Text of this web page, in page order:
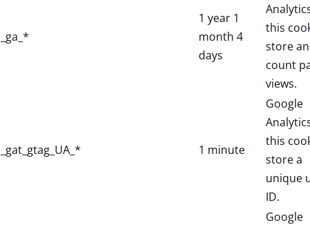
_ga_*
1 year 1
month 4
days
this
store
count
views.
_gat_gtag_UA_* 1 minute
Google
this
store a
unique
ID.
Google